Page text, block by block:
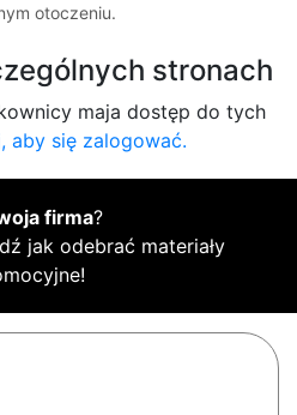
otoczeniu.
stronach
maja dostęp do tych
aby się zalogować.
firma?
jak odebrać materiały